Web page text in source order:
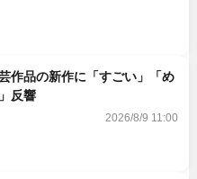
作品の新作に「すごい」「め
反響
2026/8/9 11:00